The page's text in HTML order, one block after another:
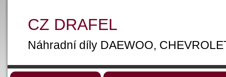
CZ DRAFEL
Náhradní díly DAEWOO,